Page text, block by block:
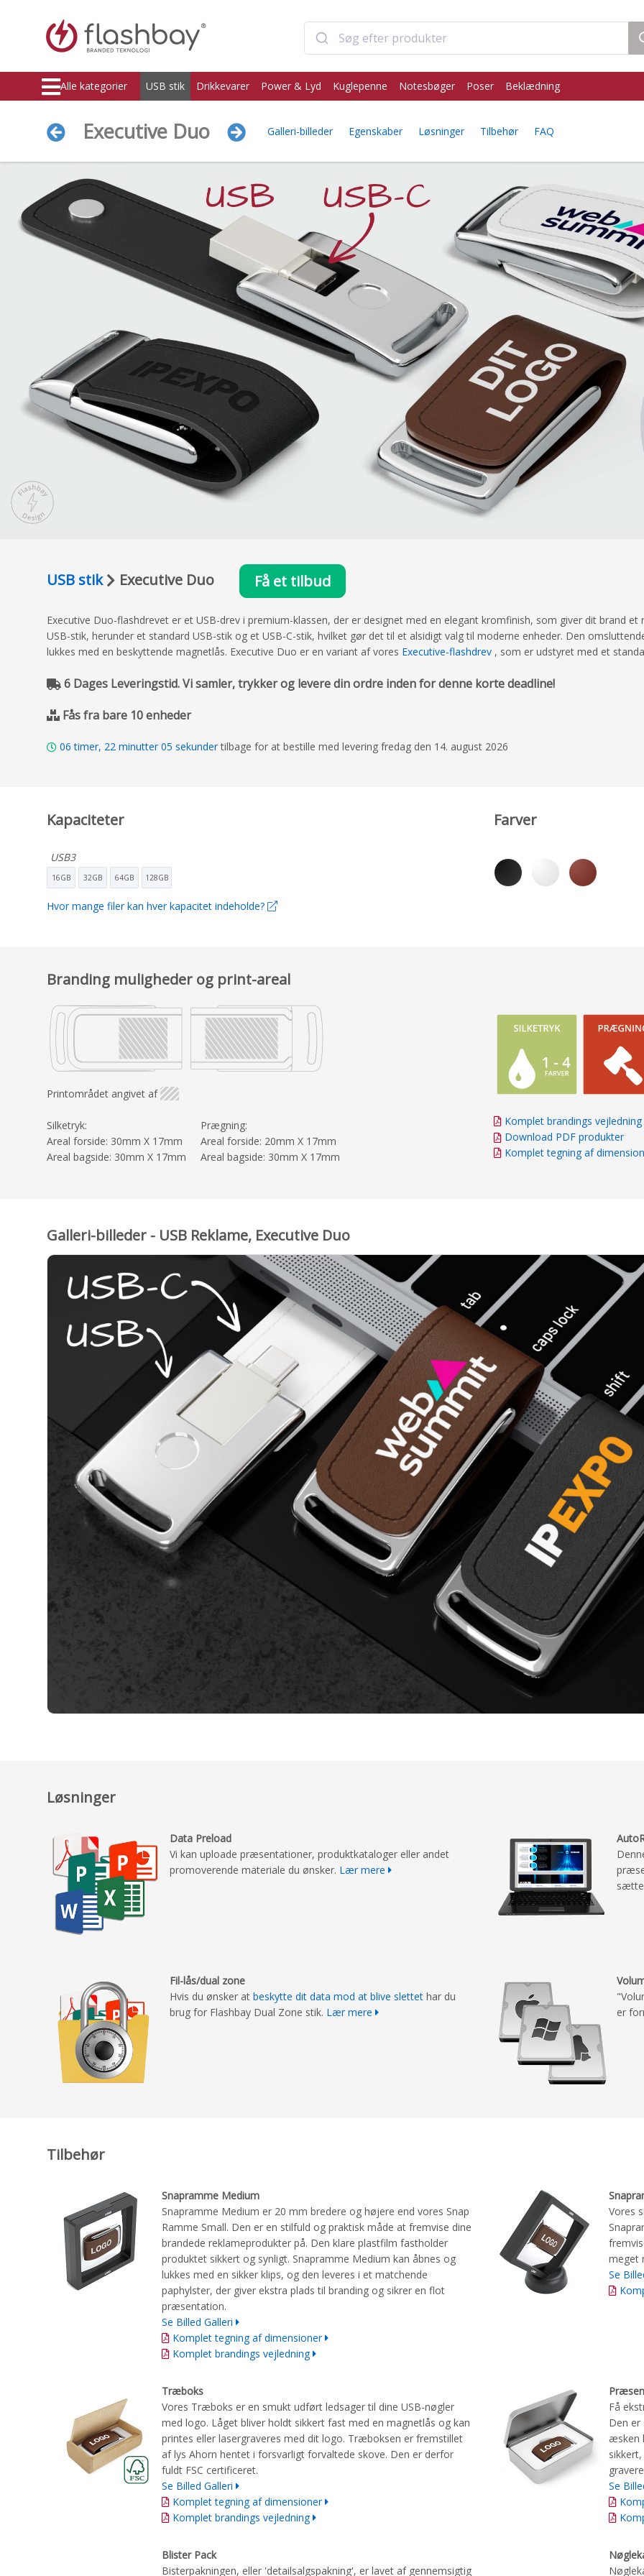
Alle kategorier USB stik Drikkevarer Power & Lyd Kuglepenne Notesbøger Poser Beklædning
Executive Duo Galleri-billeder Egenskaber Løsninger Tilbehør FAQ
USB stik Executive Duo Få et tilbud
Executive Duo-flashdrevet er et USB-drev i premium-klassen, der er designet med en elegant kromfinish, som giver dit brand
USB-stik, herunder et standard USB-stik og et USB-C-stik, hvilket gør det til et alsidigt valg til moderne enheder. Den
lukkes med en beskyttende magnetlås. Executive Duo er en variant af vores Executive-flashdrev , som er udstyret med et
6 Dages Leveringstid. Vi samler, trykker og levere din ordre inden for denne korte deadline!
Fås fra bare 10 enheder
06 timer, 22 minutter 04 sekundertilbage for at bestille med levering fredag den 14. august 2026
Kapaciteter
USB3
16GB 32GB 64GB 128GB
Hvor mange filer kan hver kapacitet indeholde?
Farver
Branding muligheder og print-areal
Printområdet angivet af
Silketryk:
Areal forside: 30mm X 17mm
Areal bagside: 30mm X 17mm
Prægning:
Areal forside: 20mm X 17mm
Areal bagside: 30mm X 17mm
Komplet brandings vejledning
Download PDF produkter
Komplet tegning af
Galleri-billeder - USB Reklame, Executive Duo
Løsninger
Data Preload
Vi kan uploade præsentationer, produktkataloger eller andet
promoverende materiale du ønsker. Lær mere
Fil-lås/dual zone
Hvis du ønsker atbeskytte dit data mod at blive slettet har du
brug for Flashbay Dual Zone stik. Lær mere
er
Tilbehør
Snapramme Medium
Snapramme Medium er 20 mm bredere og højere end vores Snap
Ramme Small. Den er en stilfuld og praktisk måde at fremvise dine
brandede reklameprodukter på. Den klare plastfilm fastholder
produktet sikkert og synligt. Snapramme Medium kan åbnes og
lukkes med en sikker klips, og den leveres i et matchende
paphylster, der giver ekstra plads til branding og sikrer en flot
præsentation.
Se Billed Galleri
Komplet tegning af dimensioner
Komplet brandings vejledning
Vores
meget
Se
Træboks
Vores Træboks er en smukt udført ledsager til dine USB-nøgler
med logo. Låget bliver holdt sikkert fast med en magnetlås og kan
printes eller lasergraveres med dit logo. Træboksen er fremstillet
af lys Ahorn hentet i forsvarligt forvaltede skove. Den er derfor
fuldt FSC certificeret.
Se Billed Galleri
Komplet tegning af dimensioner
Komplet brandings vejledning
Få
Den
æsken
Se
Blister Pack
Bisterpakningen, eller 'detailsalgspakning', er lavet af gennemsigtig